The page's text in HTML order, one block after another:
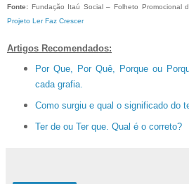
Fonte: Fundação Itaú Social – Folheto Promocional
Projeto Ler Faz Crescer
Artigos Recomendados:
Por Que, Por Quê, Porque ou
cada grafia.
Como surgiu e qual o significado do
Ter de ou Ter que. Qual é o correto?